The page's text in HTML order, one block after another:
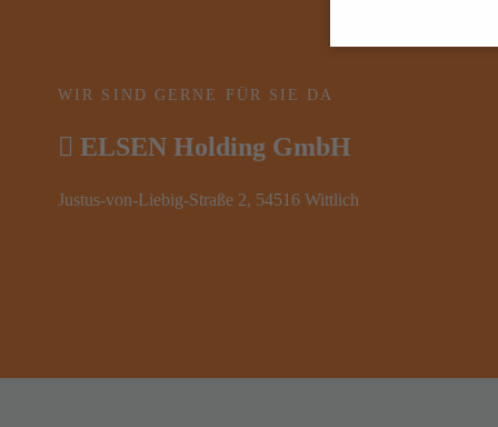
WIR SIND GERNE FÜR SIE DA
ELSEN Holding GmbH
Justus-von-Liebig-Straße 2, 54516 Wittlich